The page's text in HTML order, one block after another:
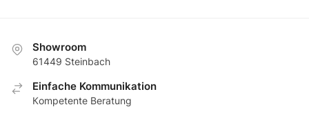
Showroom
61449 Steinbach
Еinfache Kommunikation
Кompetente Beratung